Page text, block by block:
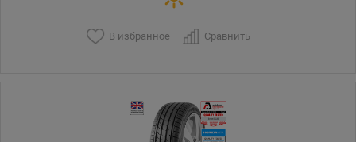
В избранное Сравнить